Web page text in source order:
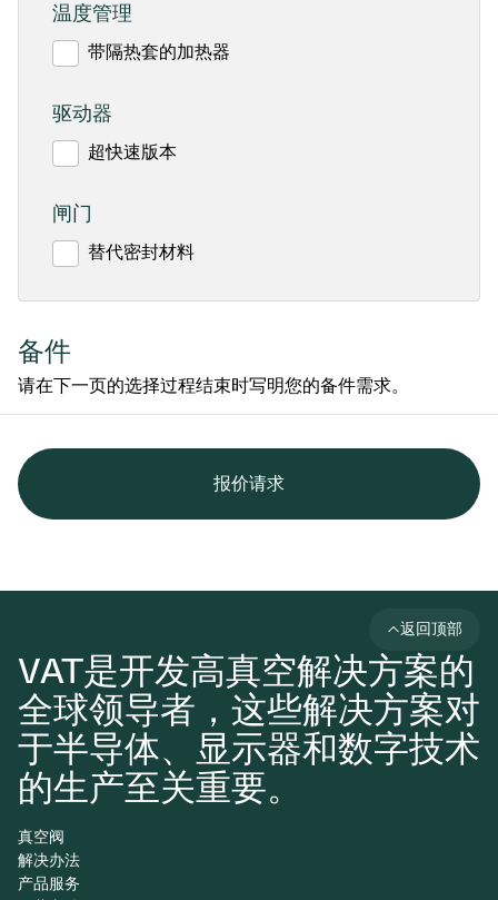
温度管理
带隔热套的加热器
驱动器
超快速版本
闸门
替代密封材料
备件
请在下一页的选择过程结束时写明您的备件需求。
报价请求
VAT是开发高真空解决方案的
全球领导者，这些解决方案对
于半导体、显示器和数字技术
的生产至关重要。
返回顶部
真空阀
解决办法
产品服务